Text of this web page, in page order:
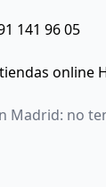
141 96 05
online
Madrid: no